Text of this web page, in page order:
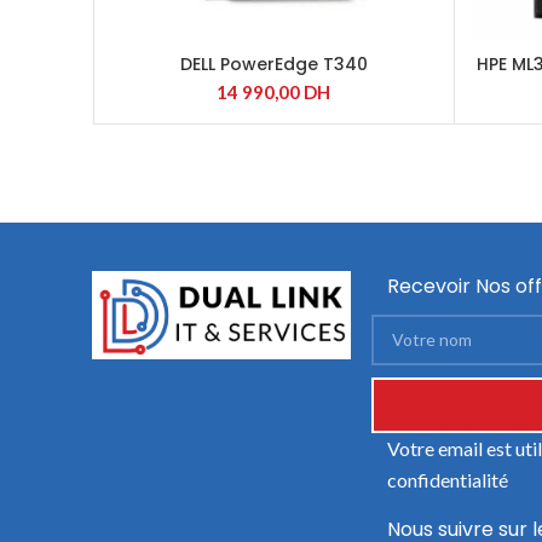
DELL PowerEdge T340
14 990,00 DH
HPE
E-
Recevoir Nos
Votre email est
confidentialité
Nous suivre sur